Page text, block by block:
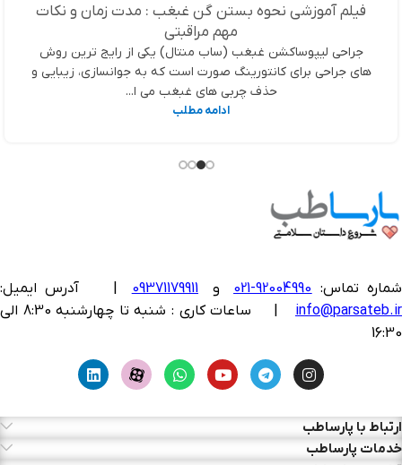
فیلم آموزشی نحوه بستن گن غبغب : مدت زمان و نکات
مهم مراقبتی
جراحی لیپوساکشن غبغب (ساب منتال) یکی از رایج ترین روش
های جراحی برای کانتورینگ صورت است که به جوانسازی، زیبایی و
حذف چربی های غبغب می ا...
ادامه مطلب
شماره تماس: 92004990-021 و 09371179911
آدرس ایمیل:
info@parsateb.ir
| ساعات کاری : شنبه تا چهارشنبه 8:30 الی
16:30
ارتباط با پارساطب
خدمات پارساطب